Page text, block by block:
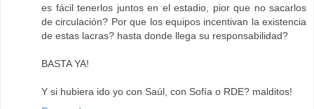
es fácil tenerlos juntos en el estadio, pior que no sacarlos
de circulación? Por que los equipos incentivan la existencia
de estas lacras? hasta donde llega su responsabilidad?
BASTA YA!
Y si hubiera ido yo con Saúl, con Sofía o RDE? malditos!